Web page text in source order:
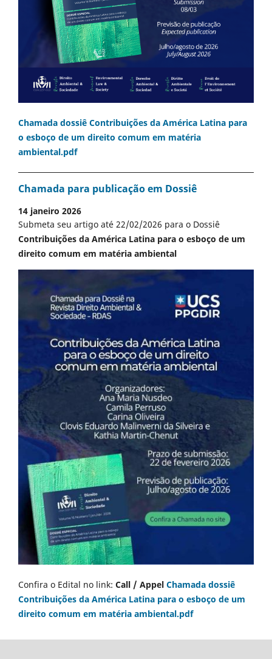
Chamada dossiê Contribuições da América Latina para
o esboço de um direito comum em matéria
ambiental.pdf
Chamada para publicação em Dossiê
14 janeiro 2026
Submeta seu artigo até 22/02/2026 para o Dossiê
Contribuições da América Latina para o esboço de um
direito comum em matéria ambiental
Confira o Edital no link: Call / Appel Chamada dossiê
Contribuições da América Latina para o esboço de um
direito comum em matéria ambiental.pdf